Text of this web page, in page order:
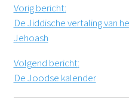
Vorig bericht:
De Jiddische vertaling van
Jehoash
Volgend bericht:
De Joodse kalender